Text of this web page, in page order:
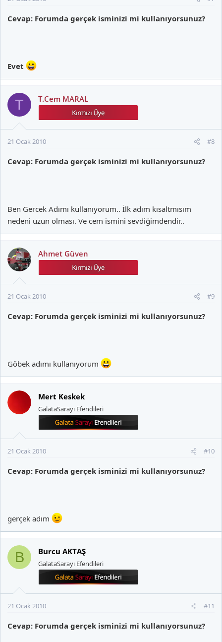
Cevap: Forumda gerçek isminizi mi kullanıyorsunuz?
Evet
T T.Cem MARAL
21 Ocak 2010 #8
Cevap: Forumda gerçek isminizi mi kullanıyorsunuz?
Ben Gercek Adımı kullanıyorum.. İlk adım kısaltmısım
nedeni uzun olması. Ve cem ismini sevdiğimdendir..
Ahmet Güven
21 Ocak 2010 #9
Cevap: Forumda gerçek isminizi mi kullanıyorsunuz?
Göbek adımı kullanıyorum
Mert Keskek
GalataSarayı Efendileri
21 Ocak 2010 #10
Cevap: Forumda gerçek isminizi mi kullanıyorsunuz?
gerçek adım
B Burcu AKTAŞ
GalataSarayı Efendileri
21 Ocak 2010 #11
Cevap: Forumda gerçek isminizi mi kullanıyorsunuz?